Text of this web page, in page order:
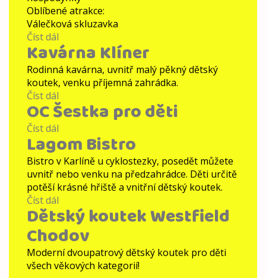
Oblíbené atrakce:
Válečková skluzavka
Číst dál
Kavárna Klíner
Rodinná kavárna, uvnitř malý pěkný dětský
koutek, venku příjemná zahrádka.
Číst dál
Klíner
OC Šestka pro děti
Číst dál
Šestka
pro
děti
Lagom Bistro
Bistro v Karlíně u cyklostezky, posedět můžete
uvnitř nebo venku na předzahrádce. Děti určitě
potěší krásné hřiště a vnitřní dětský koutek.
Číst dál
Bistro
Dětský koutek Westfield
Chodov
Moderní dvoupatrový dětský koutek pro děti
všech věkových kategorií!